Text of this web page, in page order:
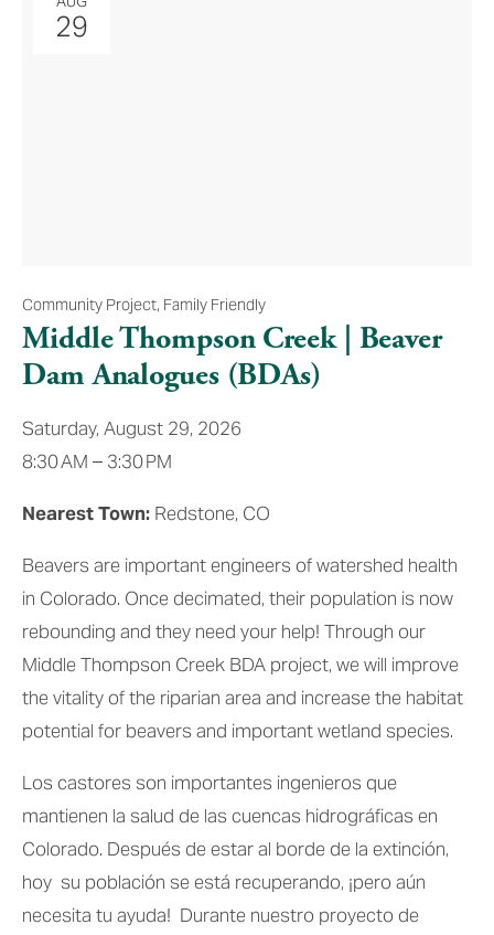
29
Community Project, Family Friendly
Middle Thompson Creek | Beaver
Dam Analogues (BDAs)
Saturday, August 29, 2026
8:30 AM
3:30 PM
Nearest Town: Redstone, CO
Beavers are important engineers of watershed health
in Colorado. Once decimated, their population is now
rebounding and they need your help! Through our
Middle Thompson Creek BDA project, we will improve
the vitality of the riparian area and increase the habitat
potential for beavers and important wetland species.
Los castores son importantes ingenieros que
mantienen la salud de las cuencas hidrográficas en
Colorado. Después de estar al borde de la extinción,
hoy  su población se está recuperando, ¡pero aún
necesita tu ayuda!  Durante nuestro proyecto de